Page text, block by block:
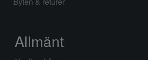
Allmänt